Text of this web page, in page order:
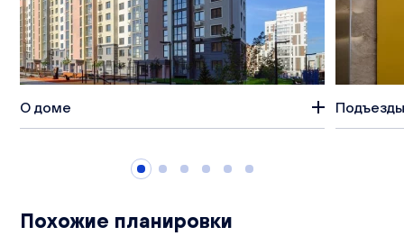
О доме
Похожие планировки